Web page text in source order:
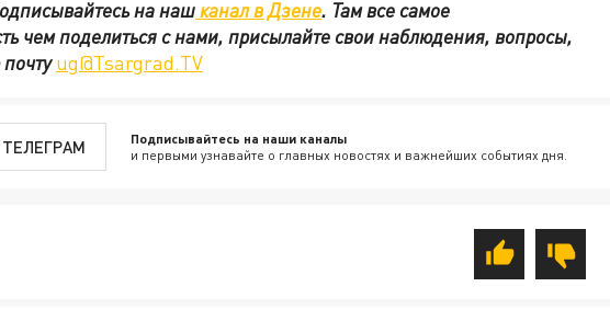
на нашканал в Дзене. Там все самое
чем поделиться с нами, присылайте свои наблюдения, вопросы,
ug@Tsargrad.TV
ТЕЛЕГРАМ Подписывайтесь на наши каналы
и первыми узнавайте о главных новостях и важнейших событиях дня.